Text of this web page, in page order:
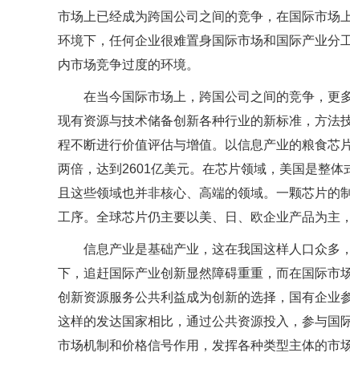
市场上已经成为跨国公司之间的竞争，在国际市场
环境下，任何企业很难置身国际市场和国际产业分
内市场竞争过度的环境。
在当今国际市场上，跨国公司之间的竞争，更
现有资源与技术储备创新各种行业的新标准，方法
程不断进行价值评估与增值。以信息产业的粮食芯
两倍，达到2601亿美元。在芯片领域，美国是整
且这些领域也并非核心、高端的领域。一颗芯片
工序。全球芯片仍主要以美、日、欧企业产品为主
信息产业是基础产业，这在我国这样人口众多
下，追赶国际产业创新显然障碍重重，而在国际市
创新资源服务公共利益成为创新的选择，国有企业
这样的发达国家相比，通过公共资源投入，参与国
市场机制和价格信号作用，发挥各种类型主体的市